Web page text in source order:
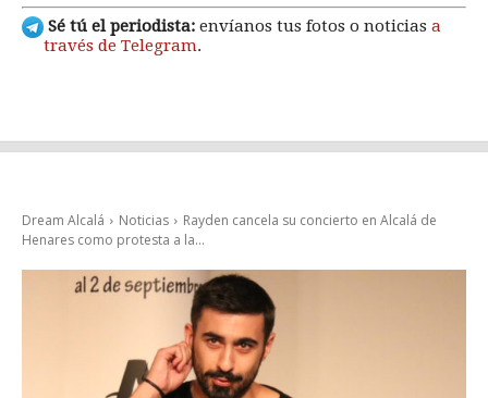
Sé tú el periodista: envíanos tus fotos o noticias a
través de Telegram.